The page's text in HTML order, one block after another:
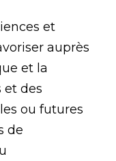
et
auprès
et la
et des
ou futures
de